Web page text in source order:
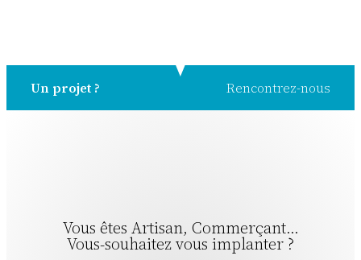
Un projet ? Rencontrez-nous
Vous êtes Artisan, Commerçant...
Vous-souhaitez vous implanter ?